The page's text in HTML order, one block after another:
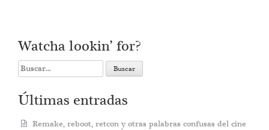
Watcha lookin’ for?
Search
for:
Últimas entradas
Remake, reboot, retcon y otras palabras confusas del cine